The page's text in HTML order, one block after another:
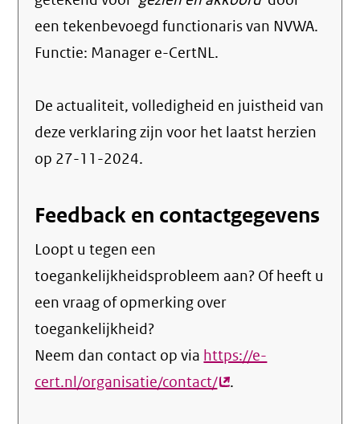
een tekenbevoegd functionaris van NVWA.
Functie: Manager e-CertNL.
De actualiteit, volledigheid en juistheid van
deze verklaring zijn voor het laatst herzien
op 27-11-2024.
Feedback en contactgegevens
Loopt u tegen een
toegankelijkheidsprobleem aan? Of heeft u
een vraag of opmerking over
toegankelijkheid?
Neem dan contact op via https://e-
cert.nl/organisatie/contact/(externe
.